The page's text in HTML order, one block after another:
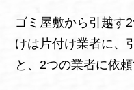
ゴミ屋敷から引越す
けは片付け業者に、
と、2つの業者に依頼